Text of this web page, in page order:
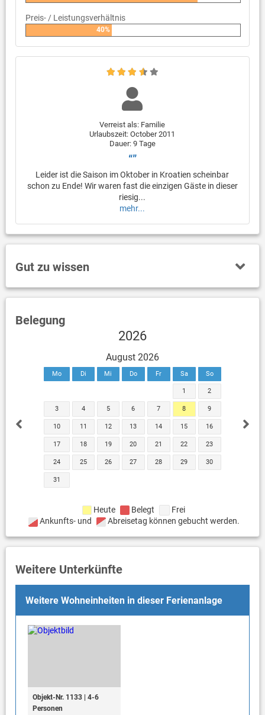
Preis- / Leistungsverhältnis
40%
Verreist als: Familie
Urlaubszeit: October 2011
Dauer: 9 Tage
“”
Leider ist die Saison im Oktober in Kroatien scheinbar
schon zu Ende! Wir waren fast die einzigen Gäste in dieser
riesig...
mehr...
Gut zu wissen
Belegung
2026
August 2026
Mo Di Mi Do Fr Sa So
1 2
3 4 5 6 7 8 9
10 11 12 13 14 15 16
17 18 19 20 21 22 23
24 25 26 27 28 29 30
31
Heute Belegt
Frei
Ankunfts- und
Abreisetag können gebucht werden.
Weitere Unterkünfte
Weitere Wohneinheiten in dieser Ferienanlage
Objekt-Nr. 1133 | 4-6
Personen